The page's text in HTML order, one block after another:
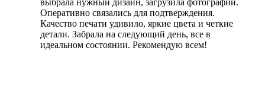
выбрала нужный дизайн, загрузила фотографии.
Оперативно связались для подтверждения.
Качество печати удивило, яркие цвета и четкие
детали. Забрала на следующий день, все в
идеальном состоянии. Рекомендую всем!